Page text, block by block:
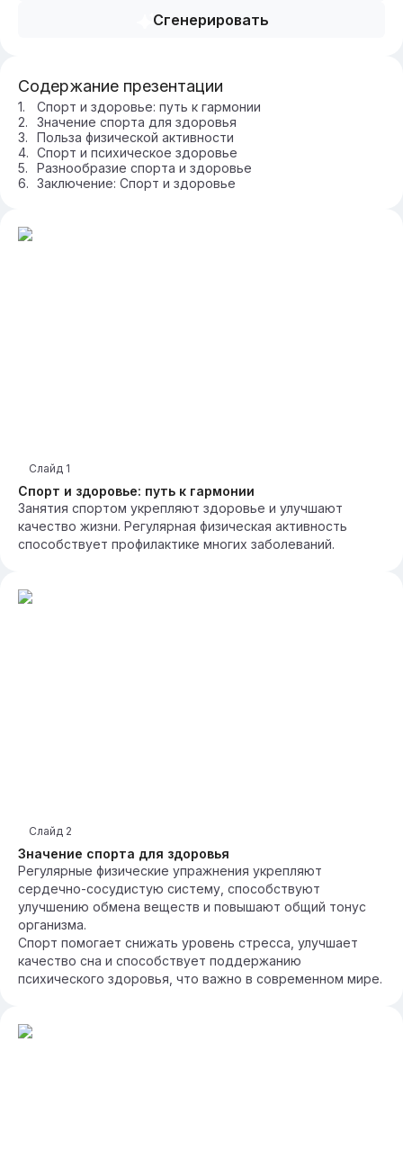
Сгенерировать
Содержание презентации
Спорт и здоровье: путь к гармонии
Значение спорта для здоровья
Польза физической активности
Спорт и психическое здоровье
Разнообразие спорта и здоровье
Заключение: Спорт и здоровье
Спорт и здоровье: путь к гармонии
Слайд 1
Занятия спортом укрепляют здоровье и улучшают
качество жизни. Регулярная физическая активность
способствует профилактике многих заболеваний.
Значение спорта для здоровья
Слайд 2
Регулярные физические упражнения укрепляют
сердечно-сосудистую систему, способствуют
улучшению обмена веществ и повышают общий тонус
организма.
Спорт помогает снижать уровень стресса, улучшает
качество сна и способствует поддержанию
психического здоровья, что важно в современном мире.